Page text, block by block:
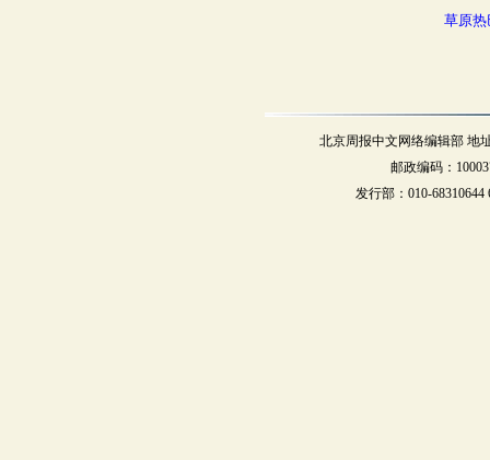
草原热
北京周报中文网络编辑部 地
邮政编码：
发行部：010-68310644